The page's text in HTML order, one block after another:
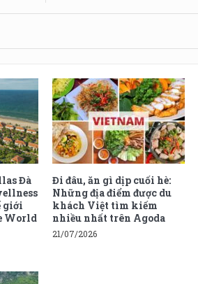
Đà
giới
World
Đi đâu, ăn gì dịp cuối hè:
Những địa điểm được du
khách Việt tìm kiếm
nhiều nhất trên Agoda
21/07/2026